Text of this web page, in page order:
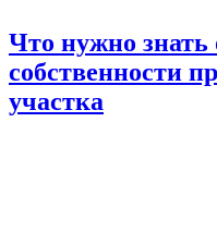
Что нужно знать
собственности
участка